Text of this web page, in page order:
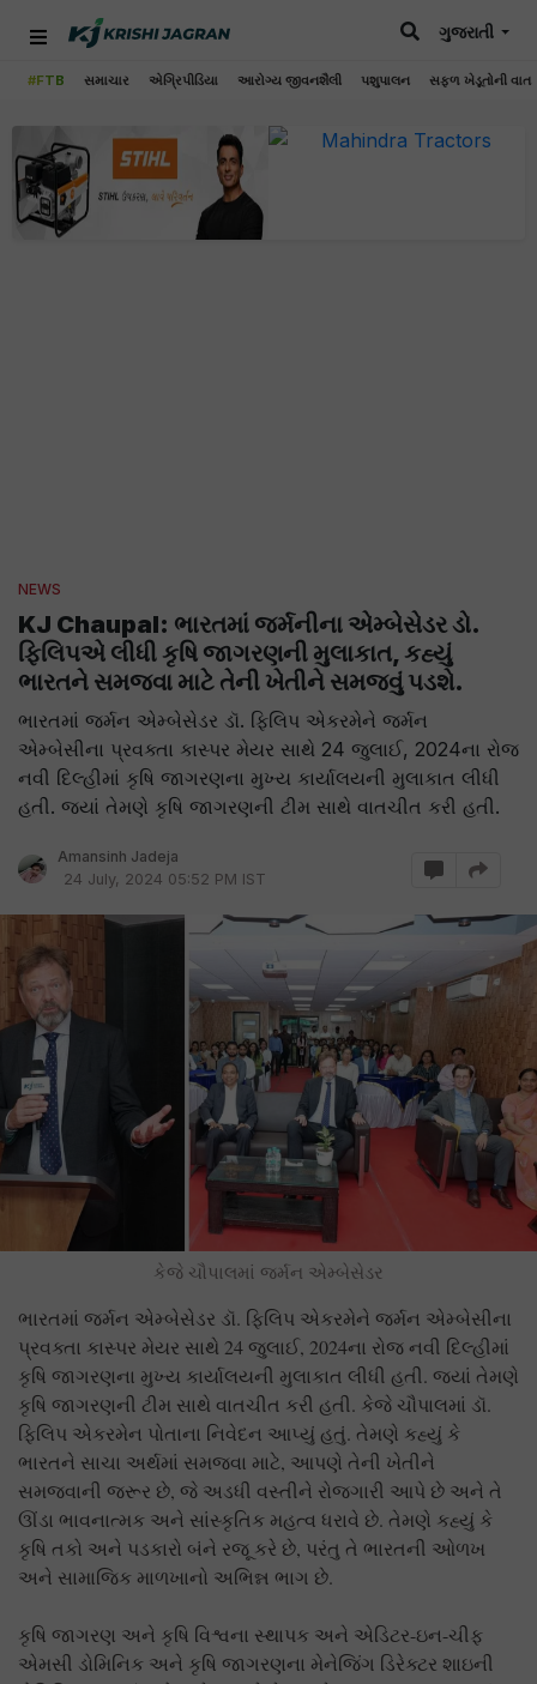
#FTB સમાચાર એગ્રિપીડિયા આરોગ્ય જીવનશૈલી પશુપાલન સફળ ખેડૂતોની વાત
ગુજરાતી
NEWS
KJ Chaupal: ભારતમાં જર્મનીના એમ્બેસેડર ડો.
ફિલિપએ લીધી કૃષિ જાગરણની મુલાકાત, કહ્યું
ભારતને સમજવા માટે તેની ખેતીને સમજવું પડશે.
ભારતમાં જર્મન એમ્બેસેડર ડૉ. ફિલિપ એકરમેને જર્મન
એમ્બેસીના પ્રવક્તા કાસ્પર મેયર સાથે 24 જુલાઈ, 2024ના રોજ
નવી દિલ્હીમાં કૃષિ જાગરણના મુખ્ય કાર્યાલયની મુલાકાત લીધી
હતી. જ્યાં તેમણે કૃષિ જાગરણની ટીમ સાથે વાતચીત કરી હતી.
Amansinh Jadeja
24 July, 2024 05:52 PM IST
કેજે ચૌપાલમાં જર્મન એમ્બેસેડર
ભારતમાં જર્મન એમ્બેસેડર ડૉ. ફિલિપ એકરમેને જર્મન એમ્બેસીના
પ્રવક્તા કાસ્પર મેયર સાથે 24 જુલાઈ, 2024ના રોજ નવી દિલ્હીમાં
કૃષિ જાગરણના મુખ્ય કાર્યાલયની મુલાકાત લીધી હતી. જ્યાં તેમણે
કૃષિ જાગરણની ટીમ સાથે વાતચીત કરી હતી. કેજે ચૌપાલમાં ડૉ.
ફિલિપ એકરમેન પોતાના નિવેદન આપ્યું હતું. તેમણે કહ્યું કે
ભારતને સાચા અર્થમાં સમજવા માટે, આપણે તેની ખેતીને
સમજવાની જરૂર છે, જે અડધી વસ્તીને રોજગારી આપે છે અને તે
ઊંડા ભાવનાત્મક અને સાંસ્કૃતિક મહત્વ ધરાવે છે. તેમણે કહ્યું કે
કૃષિ તકો અને પડકારો બંને રજૂ કરે છે, પરંતુ તે ભારતની ઓળખ
અને સામાજિક માળખાનો અભિન્ન ભાગ છે.
કૃષિ જાગરણ અને કૃષિ વિશ્વના સ્થાપક અને એડિટર-ઇન-ચીફ
એમસી ડોમિનિક અને કૃષિ જાગરણના મેનેજિંગ ડિરેક્ટર શાઇની